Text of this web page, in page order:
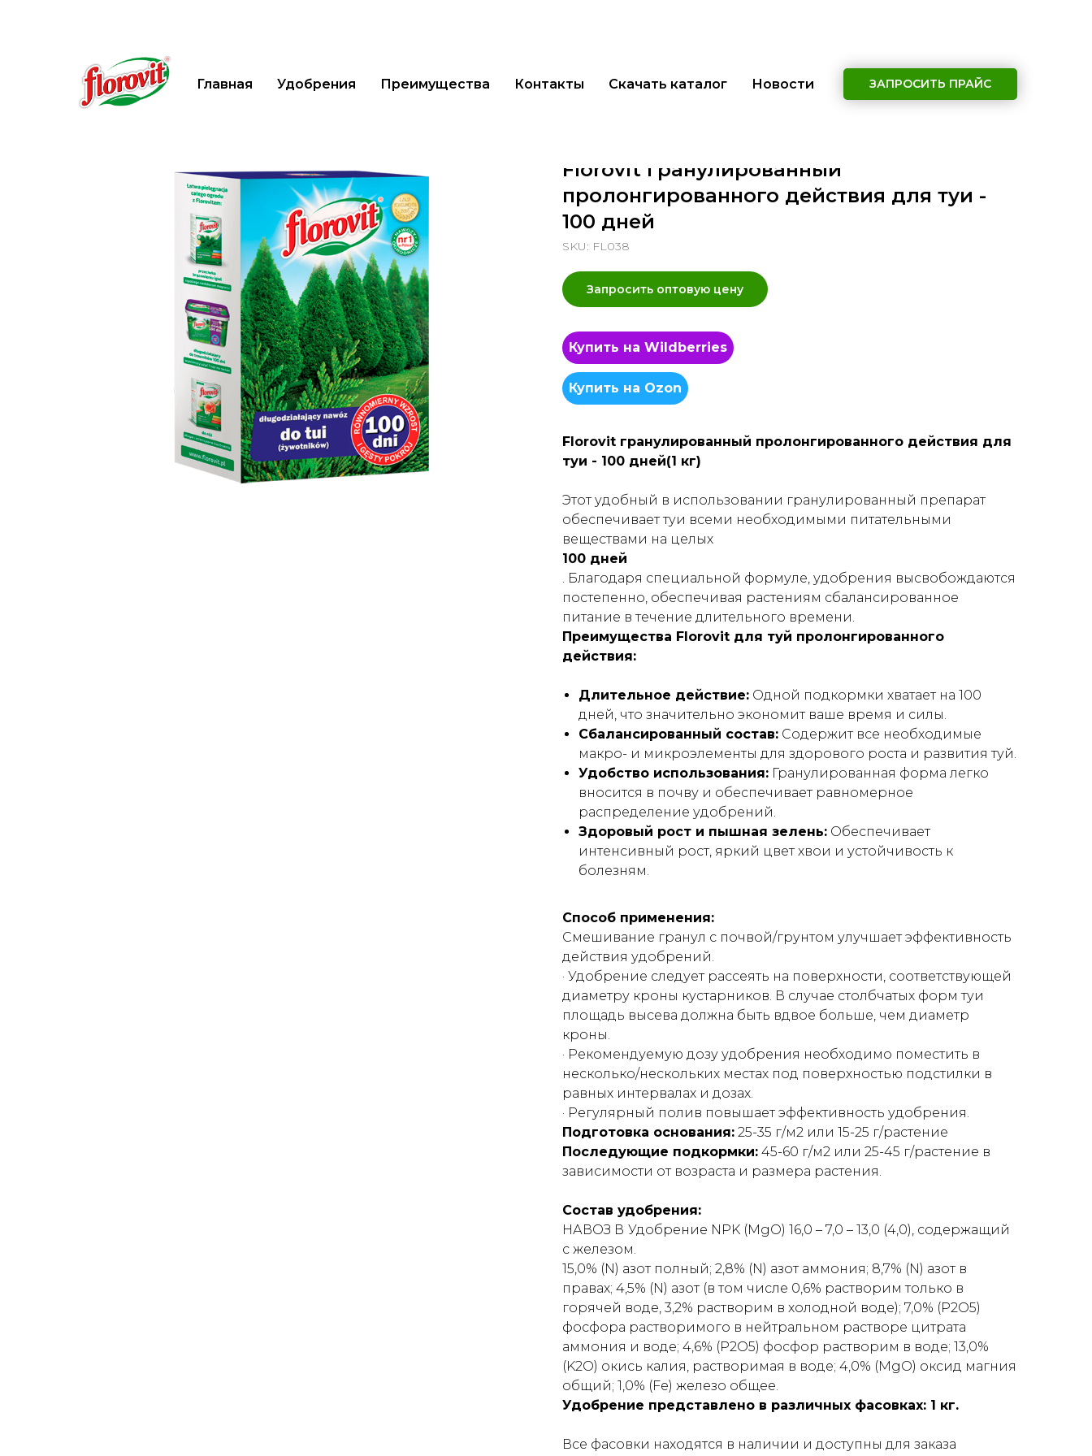
Главная Удобрения Преимущества Контакты Скачать каталог Новости ЗАПРОСИТЬ ПРАЙС
Florovit гранулированный
пролонгированного действия для туи -
100 дней
SKU: FL038
Запросить оптовую цену
Купить на Wildberries
Купить на Ozon
Florovit гранулированный пролонгированного действия для
туи - 100 дней(1 кг)
Этот удобный в использовании гранулированный препарат
обеспечивает туи всеми необходимыми питательными
веществами на целых
100 дней
. Благодаря специальной формуле, удобрения высвобождаются
постепенно, обеспечивая растениям сбалансированное
питание в течение длительного времени.
Преимущества Florovit для туй пролонгированного
действия:
Длительное действие: Одной подкормки хватает на 100
дней, что значительно экономит ваше время и силы.
Сбалансированный состав: Содержит все необходимые
макро- и микроэлементы для здорового роста и развития туй.
Удобство использования: Гранулированная форма легко
вносится в почву и обеспечивает равномерное
распределение удобрений.
Здоровый рост и пышная зелень: Обеспечивает
интенсивный рост, яркий цвет хвои и устойчивость к
болезням.
Способ применения:
Смешивание гранул с почвой/грунтом улучшает эффективность
действия удобрений.
· Удобрение следует рассеять на поверхности, соответствующей
диаметру кроны кустарников. В случае столбчатых форм туи
площадь высева должна быть вдвое больше, чем диаметр
кроны.
· Рекомендуемую дозу удобрения необходимо поместить в
несколько/нескольких местах под поверхностью подстилки в
равных интервалах и дозах.
· Регулярный полив повышает эффективность удобрения.
Подготовка основания: 25-35 г/м2 или 15-25 г/растение
Последующие подкормки: 45-60 г/м2 или 25-45 г/растение в
зависимости от возраста и размера растения.
Состав удобрения:
НАВОЗ В Удобрение NPK (MgO) 16,0 – 7,0 – 13,0 (4,0), содержащий
с железом.
15,0% (N) азот полный; 2,8% (N) азот аммония; 8,7% (N) азот в
правах; 4,5% (N) азот (в том числе 0,6% растворим только в
горячей воде, 3,2% растворим в холодной воде); 7,0% (Р2О5)
фосфора растворимого в нейтральном растворе цитрата
аммония и воде; 4,6% (Р2О5) фосфор растворим в воде; 13,0%
(K2O) окись калия, растворимая в воде; 4,0% (MgO) оксид магния
общий; 1,0% (Fe) железо общее.
Удобрение представлено в различных фасовках: 1 кг.
Все фасовки находятся в наличии и доступны для заказа